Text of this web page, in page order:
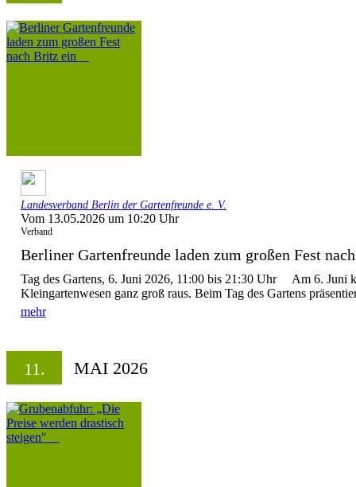
Landesverband Berlin der Gartenfreunde e. V.
Vom 13.05.2026 um 10:20 Uhr
Verband
Berliner Gartenfreunde laden zum großen Fest
Tag des Gartens, 6. Juni 2026, 11:00 bis 21:30 Uhr Am 6. Juni
Kleingartenwesen ganz groß raus. Beim Tag des Gartens
mehr
11. MAI 2026